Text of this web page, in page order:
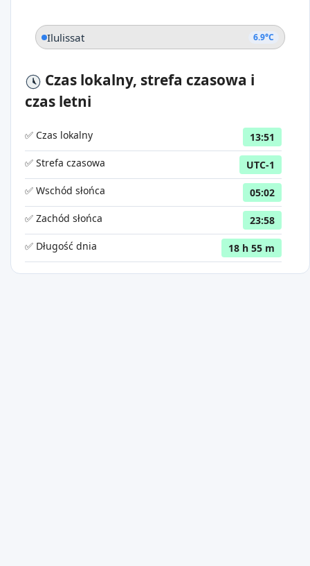
Ilulissat 6.9°C
Czas lokalny, strefa czasowa i
czas letni
✅ Czas lokalny
13:51
✅ Strefa czasowa
UTC-1
✅ Wschód słońca
05:02
✅ Zachód słońca
23:58
✅ Długość dnia
18 h 55 m